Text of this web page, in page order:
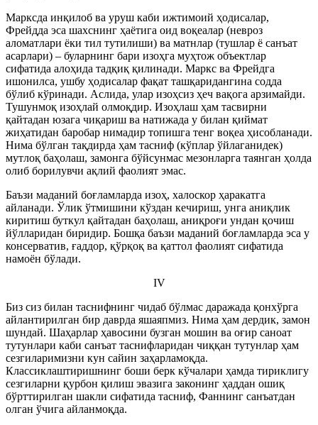
Марксда инқилоб ва уруш каби ижтимоий ҳодисалар,
Фрейдда эса шахснинг ҳаётига оид воқеалар (невроз
аломатлари ёки тил тутилиши) ва матнлар (тушлар ё санъат
асарлари) – буларнинг бари изоҳга муҳтож объектлар
сифатида алоҳида тадқиқ қилинади. Маркс ва Фрейдга
ишонилса, ушбу ҳодисалар фақат ташқаридангина содда
бўлиб кўринади. Аслида, улар изоҳсиз ҳеч вақога арзимайди.
Тушунмоқ изоҳлай олмоқдир. Изоҳлаш ҳам тасвирни
қайтадан юзага чиқариш ва натижада у билан қиймат
жиҳатидан баробар нимадир топишга тенг воқеа ҳисобланади.
Нима бўлган тақдирда ҳам тасниф (кўплар ўйлаганидек)
мутлоқ баҳолаш, замонга бўйсунмас мезонларга таянган ҳолда
олиб борилувчи ақлий фаолият эмас.
Баъзи маданий боғламларда изоҳ, халоскор ҳаракатга
айланади. Ўлик ўтмишини кўздан кечириш, унга аниқлик
киритиш буткул қайтадан баҳолаш, аниқроғи ундан қочиш
йўлларидан биридир. Бошқа баъзи маданий боғламларда эса у
консерватив, ғаддор, қўрқоқ ва қаттол фаолият сифатида
намоён бўлади.
IV
Биз сиз билан таснифнинг чидаб бўлмас даражада қонхўрга
айлантирилган бир даврда яшаяпмиз. Нима ҳам дердик, замон
шундай. Шаҳарлар ҳавосини бузган мошин ва оғир саноат
тутунлари каби санъат таснифларидан чиққан тутунлар ҳам
сезгиларимизни кун сайин заҳарламоқда.
Классиклаштиришнинг боши берк кўчалари ҳамда тириклигу
сезгиларни қурбон қилиш эвазига законинг ҳаддан ошиқ
бўрттирилган шакли сифатида тасниф, Фаннинг санъатдан
олган ўчига айланмоқда.